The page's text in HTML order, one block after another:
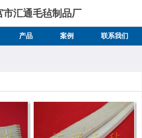
市汇通毛毡制品厂
产品 案例 联系我们